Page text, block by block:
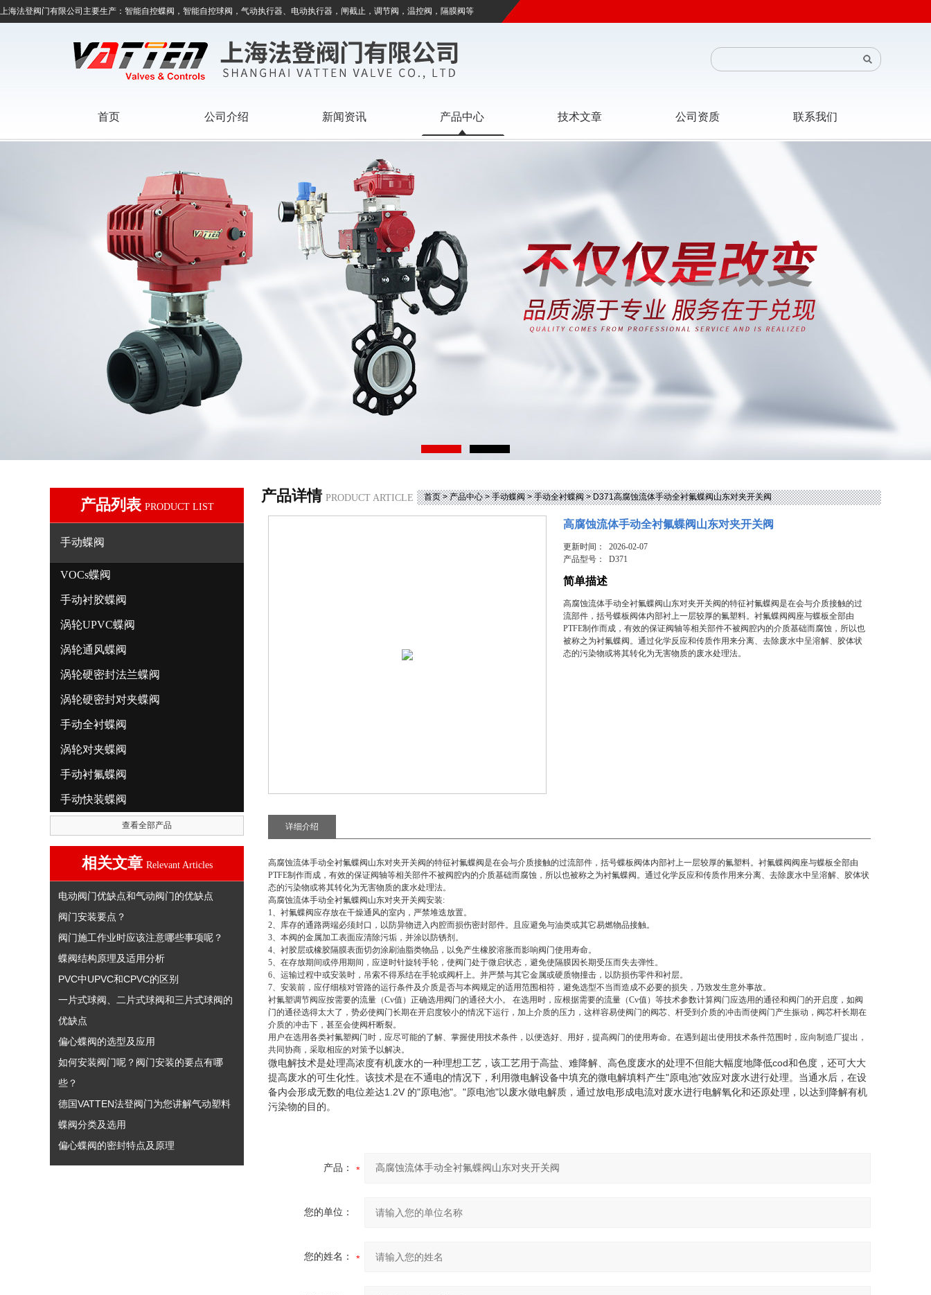
上海法登阀门有限公司主要生产：智能自控蝶阀，智能自控球阀，气动执行器、电动执行器，闸截止，调节阀，温控阀，隔膜阀等
首页 公司介绍 新闻资讯 产品中心 技术文章 公司资质 联系我们
产品列表 PRODUCT LIST
手动蝶阀
VOCs蝶阀
手动衬胶蝶阀
涡轮UPVC蝶阀
涡轮通风蝶阀
涡轮硬密封法兰蝶阀
涡轮硬密封对夹蝶阀
手动全衬蝶阀
涡轮对夹蝶阀
手动衬氟蝶阀
手动快装蝶阀
查看全部产品
相关文章 Relevant Articles
电动阀门优缺点和气动阀门的优缺点
阀门安装要点？
阀门施工作业时应该注意哪些事项呢？
蝶阀结构原理及适用分析
PVC中UPVC和CPVC的区别
一片式球阀、二片式球阀和三片式球阀的
优缺点
偏心蝶阀的选型及应用
如何安装阀门呢？阀门安装的要点有哪
些？
德国VATTEN法登阀门为您讲解气动塑料
蝶阀分类及选用
偏心蝶阀的密封特点及原理
产品详情 PRODUCT ARTICLE 首页>产品中心>手动蝶阀>手动全衬蝶阀> D371高腐蚀流体手动全衬氟蝶阀山东对夹开关阀
高腐蚀流体手动全衬氟蝶阀山东对夹开关阀
更新时间： 2026-02-07
产品型号：D371
简单描述
高腐蚀流体手动全衬氟蝶阀山东对夹开关阀的特征衬氟蝶阀是在会与介质接触的过
流部件，括号蝶板阀体内部衬上一层较厚的氟塑料。衬氟蝶阀阀座与蝶板全部由
PTFE制作而成，有效的保证阀轴等相关部件不被阀腔内的介质基础而腐蚀，所以也
被称之为衬氟蝶阀。通过化学反应和传质作用来分离、去除废水中呈溶解、胶体状
态的污染物或将其转化为无害物质的废水处理法。
详细介绍
高腐蚀流体手动全衬氟蝶阀山东对夹开关阀的特征衬氟蝶阀是在会与介质接触的过流部件，括号蝶板阀体内部衬上一层较厚的氟塑料。衬氟蝶阀阀座与蝶板全部由
PTFE制作而成，有效的保证阀轴等相关部件不被阀腔内的介质基础而腐蚀，所以也被称之为衬氟蝶阀。通过化学反应和传质作用来分离、去除废水中呈溶解、胶体状
态的污染物或将其转化为无害物质的废水处理法。
高腐蚀流体手动全衬氟蝶阀山东对夹开关阀安装:
1、衬氟蝶阀应存放在干燥通风的室内，严禁堆迭放置。
2、库存的通路两端必须封口，以防异物进入内腔而损伤密封部件。且应避免与油类或其它易燃物品接触。
3、本阀的金属加工表面应清除污垢，并涂以防锈剂。
4、衬胶层或橡胶隔膜表面切勿涂刷油脂类物品，以免产生橡胶溶胀而影响阀门使用寿命。
5、在存放期间或停用期间，应逆时针旋转手轮，使阀门处于微启状态，避免使隔膜因长期受压而失去弹性。
6、运输过程中或安装时，吊索不得系结在手轮或阀杆上。并严禁与其它金属或硬质物撞击，以防损伤零件和衬层。
7、安装前，应仔细核对管路的运行条件及介质是否与本阀规定的适用范围相符，避免选型不当而造成不必要的损失，乃致发生意外事故。
衬氟塑调节阀应按需要的流量（Cv值）正确选用阀门的通径大小。 在选用时，应根据需要的流量（Cv值）等技术参数计算阀门应选用的通径和阀门的开启度，如阀
门的通径选得太大了，势必使阀门长期在开启度较小的情况下运行，加上介质的压力，这样容易使阀门的阀芯、杆受到介质的冲击而使阀门产生振动，阀芯杆长期在
介质的冲击下，甚至会使阀杆断裂。
用户在选用各类衬氟塑阀门时，应尽可能的了解、掌握使用技术条件，以便选好、用好，提高阀门的使用寿命。在遇到超出使用技术条件范围时，应向制造厂提出，
共同协商，采取相应的对策予以解决。
微电解技术是处理高浓度有机废水的一种理想工艺，该工艺用于高盐、难降解、高色度废水的处理不但能大幅度地降低cod和色度，还可大大
提高废水的可生化性。该技术是在不通电的情况下，利用微电解设备中填充的微电解填料产生"原电池"效应对废水进行处理。当通水后，在设
备内会形成无数的电位差达1.2V 的"原电池"。"原电池"以废水做电解质，通过放电形成电流对废水进行电解氧化和还原处理，以达到降解有机
污染物的目的。
产品：
您的单位：
您的姓名：